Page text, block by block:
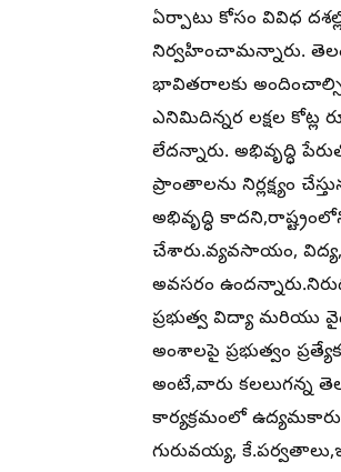
ఏర్పాటు కోసం వివిధ
నిర్వహించామన్నారు.
భావితరాలకు
ఎనిమిదిన్నర లక్షల
లేదన్నారు. అభివృద్ధి
ప్రాంతాలను నిర్లక్ష్యం
అభివృద్ధి
చేశారు.వ్యవసాయం,
అవసరం
ప్రభుత్వ విద్యా మరియు
అంశాలపై ప్రభుత్వం
అంటే,వారు కలలుగన్న
కార్యక్రమంలో
గురువయ్య,